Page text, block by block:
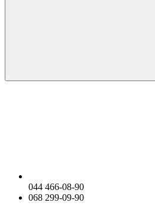
044 466-08-90
068 299-09-90